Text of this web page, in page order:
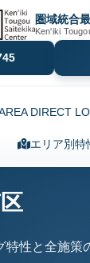
圏域統合
Ken'iki
DIRECT
エリア別特
特性と全施策